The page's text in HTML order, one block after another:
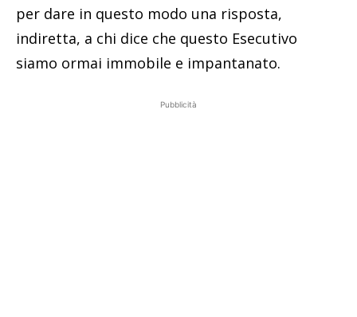
per dare in questo modo una risposta,
indiretta, a chi dice che questo Esecutivo
siamo ormai immobile e impantanato.
Pubblicità